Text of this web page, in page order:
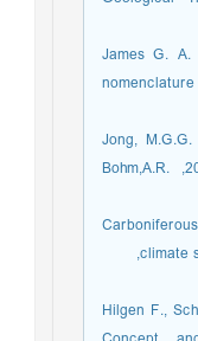
[28] James
[29] Jong,
Bohm,A.R.
climate
[30] Hilgen